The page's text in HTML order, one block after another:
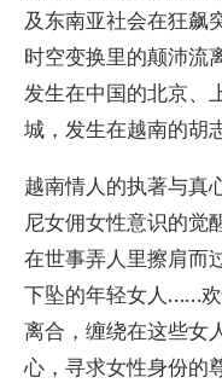
及东南亚社会在狂飙
时空变换里的颠沛流
发生在中国的北京、
城，发生在越南的胡
越南情人的执著与真
尼女佣女性意识的觉
在世事弄人里擦肩而
下坠的年轻女人……
离合，缠绕在这些女
心，寻求女性身份的